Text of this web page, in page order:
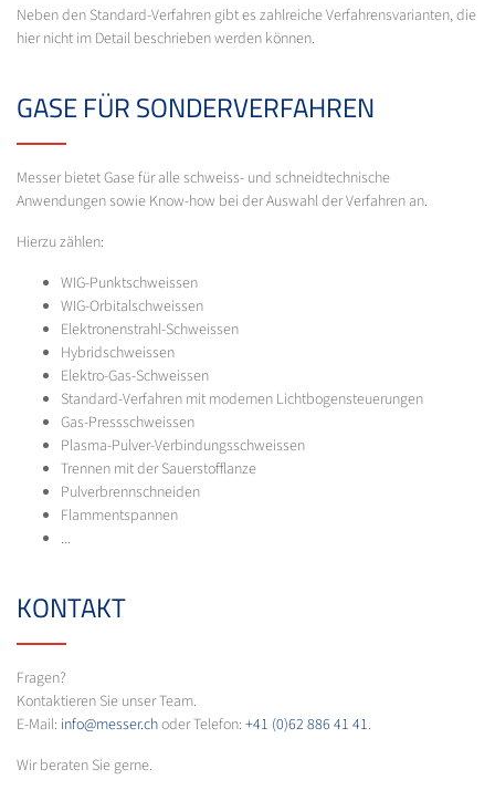
Neben den Standard-Verfahren gibt es zahlreiche Verfahrensvarianten, die
hier nicht im Detail beschrieben werden können.
GASE FÜR SONDERVERFAHREN
Messer bietet Gase für alle schweiss- und schneidtechnische
Anwendungen sowie Know-how bei der Auswahl der Verfahren an.
Hierzu zählen:
WIG-Punktschweissen
WIG-Orbitalschweissen
Elektronenstrahl-Schweissen
Hybridschweissen
Elektro-Gas-Schweissen
Standard-Verfahren mit modernen Lichtbogensteuerungen
Gas-Pressschweissen
Plasma-Pulver-Verbindungsschweissen
Trennen mit der Sauerstofflanze
Pulverbrennschneiden
Flammentspannen
...
KONTAKT
Fragen?
Kontaktieren Sie unser Team.
E-Mail: info@messer.choder Telefon: +41 (0)62 886 41 41.
Wir beraten Sie gerne.